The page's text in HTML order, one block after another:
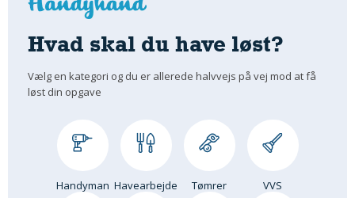
Indendørs
Kan Det Males?
MURER
Nybygning
Om Materialer
GLARMESTER
Hvad skal du have løst?
Vælg en kategori og du er allerede halvvejs på vej mod at få
løst din opgave
Handyman Havearbejde Tømrer VVS